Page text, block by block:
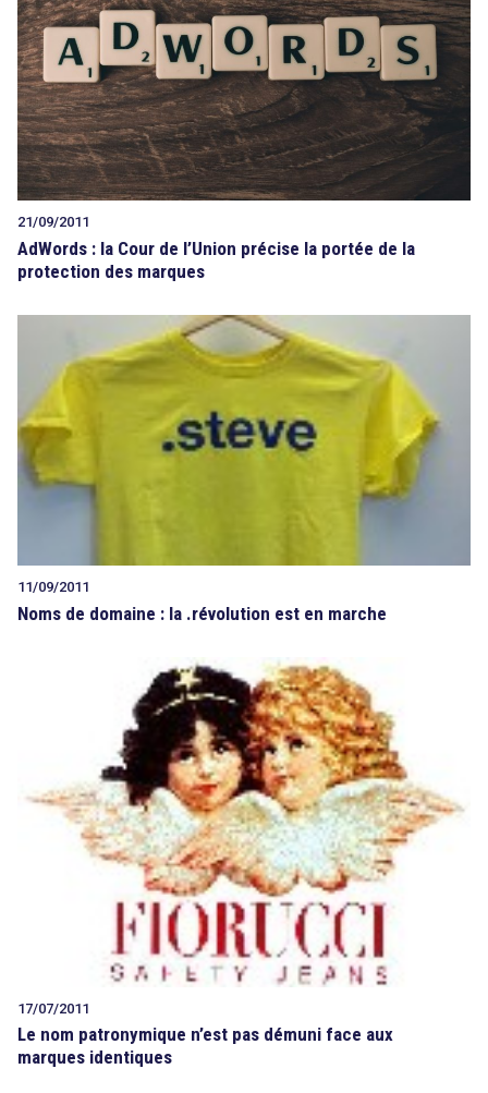
21/09/2011
AdWords : la Cour de l’Union précise la portée de la
protection des marques
11/09/2011
Noms de domaine : la .révolution est en marche
17/07/2011
Le nom patronymique n’est pas démuni face aux
marques identiques